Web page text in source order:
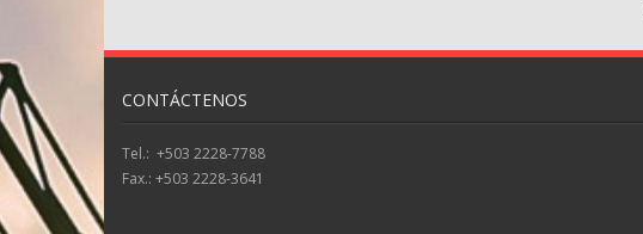
CONTÁCTENOS
Tel.: +503 2228-7788
Fax.: +503 2228-3641